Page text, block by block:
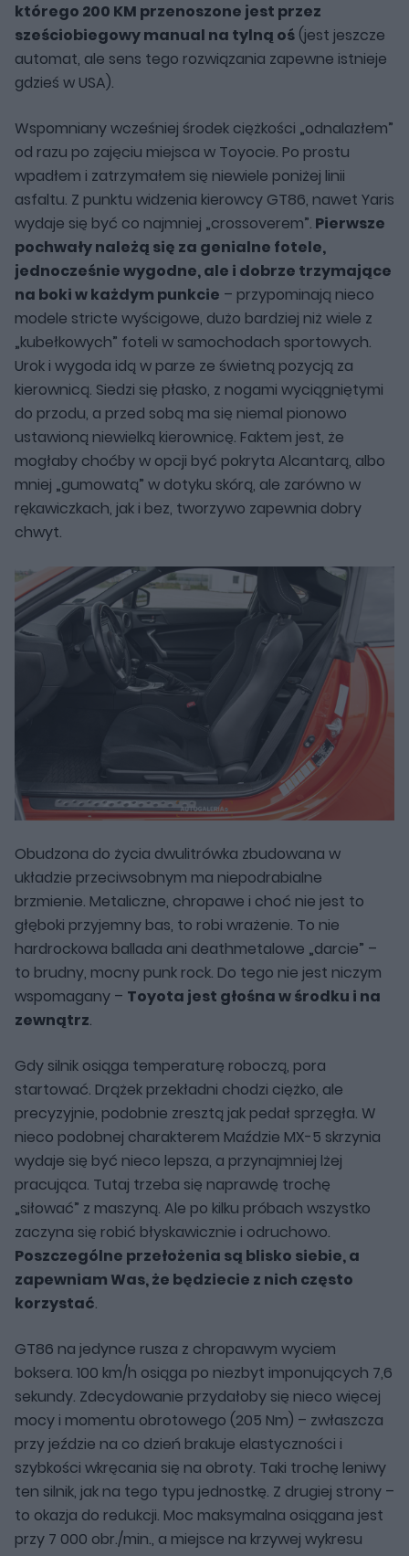
którego 200 KM przenoszone jest przez
sześciobiegowy manual na tylną oś (jest jeszcze
automat, ale sens tego rozwiązania zapewne istnieje
gdzieś w USA).
Wspomniany wcześniej środek ciężkości „odnalazłem”
od razu po zajęciu miejsca w Toyocie. Po prostu
wpadłem i zatrzymałem się niewiele poniżej linii
asfaltu. Z punktu widzenia kierowcy GT86, nawet Yaris
wydaje się być co najmniej „crossoverem”. Pierwsze
pochwały należą się za genialne fotele,
jednocześnie wygodne, ale i dobrze trzymające
na boki w każdym punkcie – przypominają nieco
modele stricte wyścigowe, dużo bardziej niż wiele z
„kubełkowych” foteli w samochodach sportowych.
Urok i wygoda idą w parze ze świetną pozycją za
kierownicą. Siedzi się płasko, z nogami wyciągniętymi
do przodu, a przed sobą ma się niemal pionowo
ustawioną niewielką kierownicę. Faktem jest, że
mogłaby choćby w opcji być pokryta Alcantarą, albo
mniej „gumowatą” w dotyku skórą, ale zarówno w
rękawiczkach, jak i bez, tworzywo zapewnia dobry
chwyt.
Obudzona do życia dwulitrówka zbudowana w
układzie przeciwsobnym ma niepodrabialne
brzmienie. Metaliczne, chropawe i choć nie jest to
głęboki przyjemny bas, to robi wrażenie. To nie
hardrockowa ballada ani deathmetalowe „darcie” –
to brudny, mocny punk rock. Do tego nie jest niczym
wspomagany – Toyota jest głośna w środku i na
zewnątrz.
Gdy silnik osiąga temperaturę roboczą, pora
startować. Drążek przekładni chodzi ciężko, ale
precyzyjnie, podobnie zresztą jak pedał sprzęgła. W
nieco podobnej charakterem Maździe MX-5 skrzynia
wydaje się być nieco lepsza, a przynajmniej lżej
pracująca. Tutaj trzeba się naprawdę trochę
„siłować” z maszyną. Ale po kilku próbach wszystko
zaczyna się robić błyskawicznie i odruchowo.
Poszczególne przełożenia są blisko siebie, a
zapewniam Was, że będziecie z nich często
korzystać.
GT86 na jedynce rusza z chropawym wyciem
boksera. 100 km/h osiąga po niezbyt imponujących 7,6
sekundy. Zdecydowanie przydałoby się nieco więcej
mocy i momentu obrotowego (205 Nm) – zwłaszcza
przy jeździe na co dzień brakuje elastyczności i
szybkości wkręcania się na obroty. Taki trochę leniwy
ten silnik, jak na tego typu jednostkę. Z drugiej strony –
to okazja do redukcji. Moc maksymalna osiągana jest
przy 7 000 obr./min., a miejsce na krzywej wykresu